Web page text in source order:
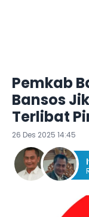
Pemkab
Bansos
Terlibat
26 Des 2025 14:45